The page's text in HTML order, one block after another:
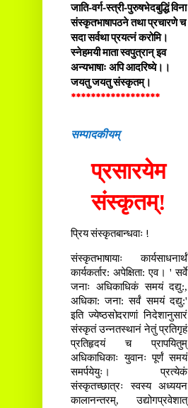
जाति-वर्ग-स्त्री-पुरुषभेदबुद्धिं विना
संस्कृतभाषापठने तथा प्रचारणे च
सदा सर्वथा प्रयत्नं करोमि।
स्नेहमयी माता स्वपुत्रान् इव
अन्यभाषाः अपि आदरिष्ये।।
जयतु जयतु संस्कृतम्।
******************
सम्पादकीयम्
प्रसारयेम
संस्कृतम्!
प्रिय संस्कृतबान्धवाः !
संस्कृतभाषायाः कार्यसाधनार्थं
कार्यकर्तार: अपेक्षिता: एव। ' सर्वे
जनाः अधिकाधिकं समयं दद्यु:,
अधिका: जना: सर्वं समयं दद्यु:'
इति ज्येष्ठसोदराणां निदेशानुसारं
संस्कृतं उन्नतस्थानं नेतुं प्रतिगृहं
प्रतिहृदयं च प्रापयितुम्
अधिकाधिकाः युवानः पूर्णं समयं
समर्पयेयुः। प्रत्येकं
संस्कृतच्छात्रः स्वस्य अध्ययन
कालानन्तरम्, उद्योगप्रवेशात्